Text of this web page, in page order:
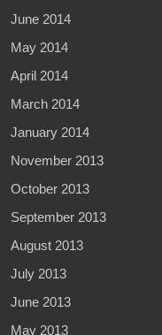
June 2014
May 2014
April 2014
March 2014
January 2014
November 2013
October 2013
September 2013
August 2013
July 2013
June 2013
May 2013